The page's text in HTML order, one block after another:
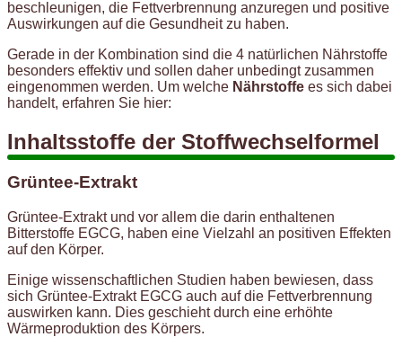
beschleunigen, die Fettverbrennung anzuregen und positive
Auswirkungen auf die Gesundheit zu haben.
Gerade in der Kombination sind die 4 natürlichen Nährstoffe
besonders effektiv und sollen daher unbedingt zusammen
eingenommen werden. Um welche Nährstoffe es sich dabei
handelt, erfahren Sie hier:
Inhaltsstoffe der Stoffwechselformel
Grüntee-Extrakt
Grüntee-Extrakt und vor allem die darin enthaltenen
Bitterstoffe EGCG, haben eine Vielzahl an positiven Effekten
auf den Körper.
Einige wissenschaftlichen Studien haben bewiesen, dass
sich Grüntee-Extrakt EGCG auch auf die Fettverbrennung
auswirken kann. Dies geschieht durch eine erhöhte
Wärmeproduktion des Körpers.